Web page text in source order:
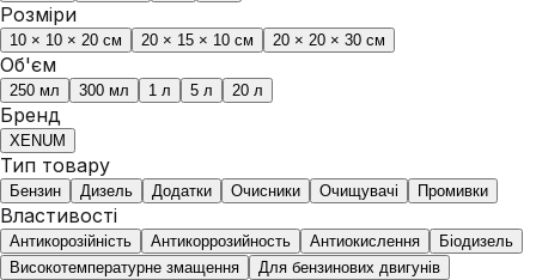
Розміри
10 × 10 × 20 см 20 × 15 × 10 см 20 × 20 × 30 см
Об'єм
250 мл 300 мл 1 л 5 л 20 л
Бренд
XENUM
Тип товару
Бензин Дизель Додатки Очисники Очищувачі Промивки
Властивості
Антикорозійність Антикоррозийность Антиокислення
Біодизель
Високотемпературне змащення
Для бензинових двигунів